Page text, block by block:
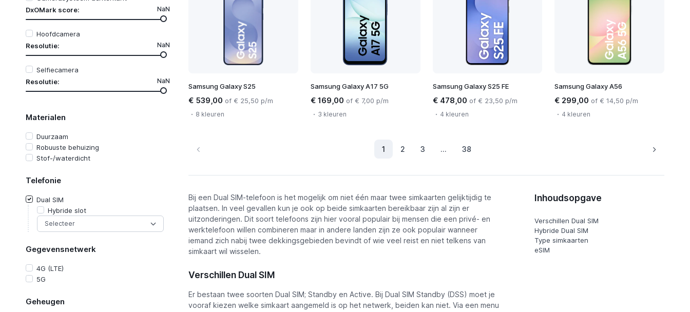
RugGear
Senifone
TCL
Vivo
ZTE
DxOMark score:
NaN
Hoofdcamera
Resolutie:
NaN
Selfiecamera
Resolutie:
NaN
Materialen
Duurzaam
Robuuste behuizing
Stof-/waterdicht
Telefonie
Dual SIM
Hybride slot
Gegevensnetwerk
4G (LTE)
5G
Geheugen
Samsung Galaxy S25
€ 539,00 of € 25,50 p/m
8 kleuren
Samsung Galaxy A17 5G
€ 169,00 of € 7,00 p/m
3 kleuren
Samsung Galaxy S25 FE
€ 478,00 of € 23,50 p/m
4 kleuren
Samsung Galaxy A56
€ 299,00 of € 14,50 p/m
4 kleuren
1
2 3 ... 38
Inhoudsopgave
Verschillen Dual SIM
Hybride Dual SIM
Type simkaarten
eSIM
Bij een Dual SIM-telefoon is het mogelijk om niet één maar twee simkaarten gelijktijdig te
plaatsen. In veel gevallen kun je ook op beide simkaarten bereikbaar zijn al zijn er
uitzonderingen. Dit soort telefoons zijn hier vooral populair bij mensen die een privé- en
werktelefoon willen combineren maar in andere landen zijn ze ook populair wanneer
iemand zich nabij twee dekkingsgebieden bevindt of wie veel reist en niet telkens van
simkaart wil wisselen.
Verschillen Dual SIM
Er bestaan twee soorten Dual SIM; Standby en Active. Bij Dual SIM Standby (DSS) moet je
vooraf kiezen welke simkaart aangemeld is op het netwerk, beiden kan niet. Via een menu